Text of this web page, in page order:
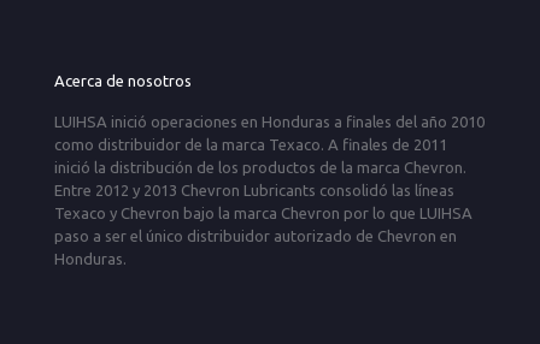
Acerca de nosotros
LUIHSA inició operaciones en Honduras a finales del año 2010
como distribuidor de la marca Texaco. A finales de 2011
inició la distribución de los productos de la marca Chevron.
Entre 2012 y 2013 Chevron Lubricants consolidó las líneas
Texaco y Chevron bajo la marca Chevron por lo que LUIHSA
paso a ser el único distribuidor autorizado de Chevron en
Honduras.